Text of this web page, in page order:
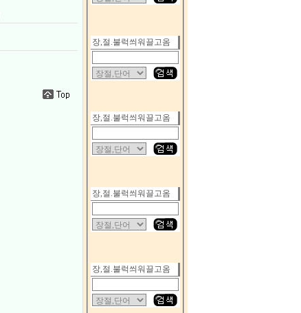
장,절.불럭씌워끌고옴
장,절.불럭씌워끌고옴
장,절.불럭씌워끌고옴
장,절.불럭씌워끌고옴